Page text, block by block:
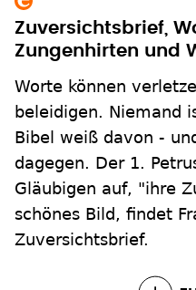
Zuversichtsbrief,
Zungenhirten und
Worte können
beleidigen. Niemand
Bibel weiß davon -
dagegen. Der 1.
Gläubigen auf, "ihre
schönes Bild, findet
Zuversichtsbrief.